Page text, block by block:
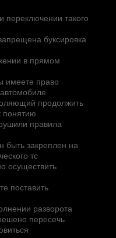
переключении такого
буксировка
в прямом
имеете право
продолжить
понятию
правила
быть закреплен на
тс
осуществить
поставить
разворота
пересечь